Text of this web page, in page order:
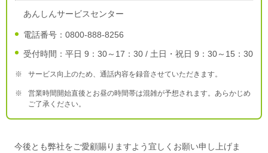
あんしんサービスセンター
電話番号：0800-888-8256
受付時間：平日 9：30～17：30 / 土日・祝日 9：30～15：30
※ サービス向上のため、通話内容を録音させていただきます。
※
営業時間開始直後とお昼の時間帯は混雑が予想されます。あらかじめ
ご了承ください。
今後とも弊社をご愛顧賜りますよう宜しくお願い申し上げま